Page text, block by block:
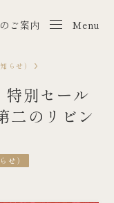
ご案内 Menu
Menu
らせ）
別セール
二のリビン
）